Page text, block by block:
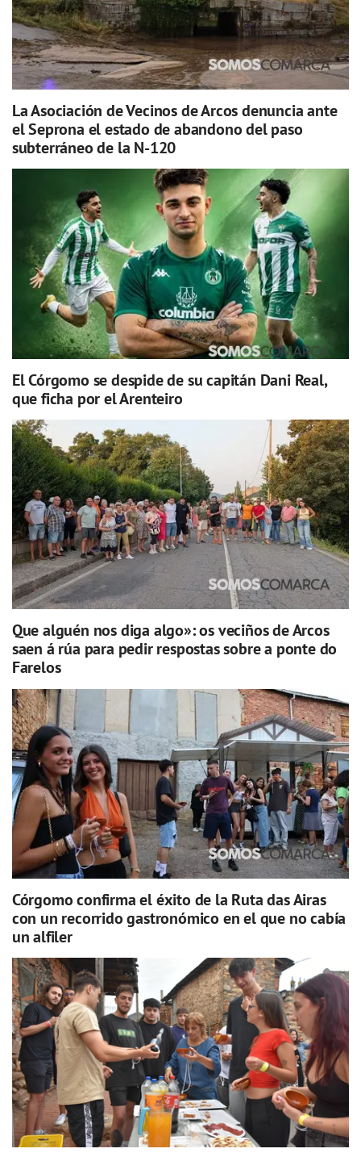
La Asociación de Vecinos de Arcos denuncia ante
el Seprona el estado de abandono del paso
subterráneo de la N-120
El Córgomo se despide de su capitán Dani Real,
que ficha por el Arenteiro
Que alguén nos diga algo»: os veciños de Arcos
saen á rúa para pedir respostas sobre a ponte do
Farelos
Córgomo confirma el éxito de la Ruta das Airas
con un recorrido gastronómico en el que no cabía
un alfiler